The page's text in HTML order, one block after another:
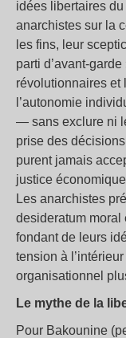
idées libertaires
anarchistes sur la
les fins, leur
parti d’avant-
révolutionnaires et
l’autonomie
— sans exclure ni
prise des
purent jamais
justice
Les anarchistes
desideratum moral
fondant de leurs
tension à
organisationnel
Le mythe de la
Pour Bakounine